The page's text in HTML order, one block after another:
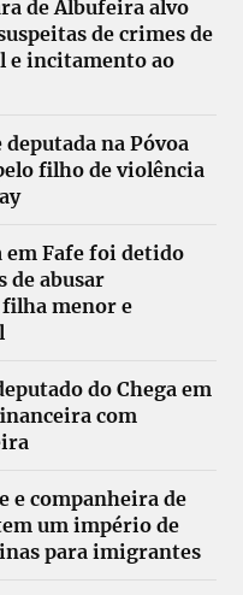
de Albufeira alvo
de crimes de
e incitamento ao
deputada na Póvoa
filho de violência
em Fafe foi detido
de abusar
filha menor e
do Chega em
com
e companheira de
um império de
para imigrantes